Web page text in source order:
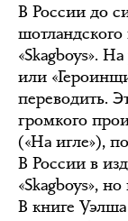
В России до
«Skagboys».
или
переводить.
громкого
(«На игле»),
В России в
«Skagboys»,
В книге